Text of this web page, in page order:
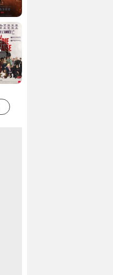
De la Comédie-Française Teaser VF